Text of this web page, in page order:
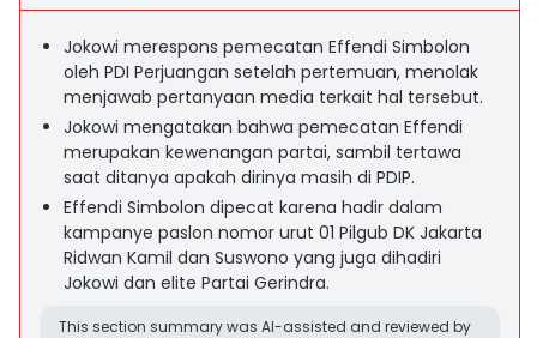
Jokowi merespons pemecatan Effendi Simbolon
oleh PDI Perjuangan setelah pertemuan, menolak
menjawab pertanyaan media terkait hal tersebut.
Jokowi mengatakan bahwa pemecatan Effendi
merupakan kewenangan partai, sambil tertawa
saat ditanya apakah dirinya masih di PDIP.
Effendi Simbolon dipecat karena hadir dalam
kampanye paslon nomor urut 01 Pilgub DK Jakarta
Ridwan Kamil dan Suswono yang juga dihadiri
Jokowi dan elite Partai Gerindra.
This section summary was AI-assisted and reviewed by